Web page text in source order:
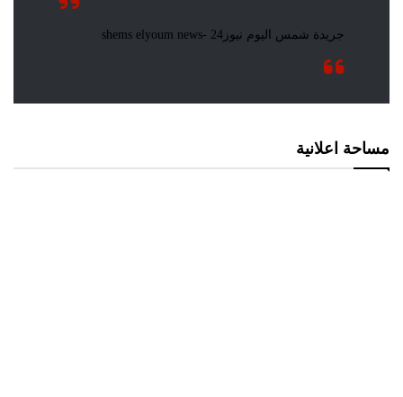
مساحة اعلانية